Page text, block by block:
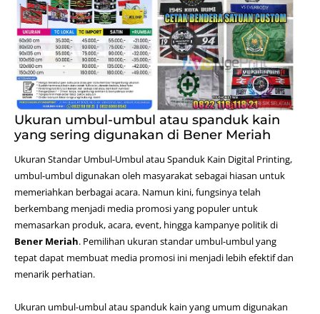
Ukuran umbul-umbul atau spanduk kain
yang sering digunakan di Bener Meriah
Ukuran Standar Umbul-Umbul atau Spanduk Kain Digital Printing,
umbul-umbul digunakan oleh masyarakat sebagai hiasan untuk
memeriahkan berbagai acara. Namun kini, fungsinya telah
berkembang menjadi media promosi yang populer untuk
memasarkan produk, acara, event, hingga kampanye politik di
Bener Meriah. Pemilihan ukuran standar umbul-umbul yang
tepat dapat membuat media promosi ini menjadi lebih efektif dan
menarik perhatian.
Ukuran umbul-umbul atau spanduk kain yang umum digunakan